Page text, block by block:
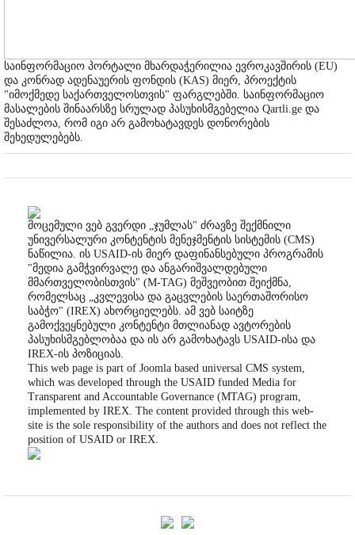
საინფორმაციო პორტალი მხარდაჭერილია ევროკავშირის (EU)
და კონრად ადენაუერის ფონდის (KAS) მიერ, პროექტის
"იმოქმედე საქართველოსთვის" ფარგლებში. საინფორმაციო
მასალების შინაარსზე სრულად პასუხისმგებელია Qartli.ge და
შესაძლოა, რომ იგი არ გამოხატავდეს დონორების
შეხედულებებს.
მოცემული ვებ გვერდი „ჯუმლას" ძრავზე შექმნილი
უნივერსალური კონტენტის მენეჯმენტის სისტემის (CMS)
ნაწილია. ის USAID-ის მიერ დაფინანსებული პროგრამის
"მედია გამჭვირვალე და ანგარიშვალდებული
მმართველობისთვის" (M-TAG) მეშვეობით შეიქმნა,
რომელსაც „კვლევისა და გაცვლების საერთაშორისო
საბჭო" (IREX) ახორციელებს. ამ ვებ საიტზე
გამოქვეყნებული კონტენტი მთლიანად ავტორების
პასუხისმგებლობაა და ის არ გამოხატავს USAID-ისა და
IREX-ის პოზიციას.
This web page is part of Joomla based universal CMS system,
which was developed through the USAID funded Media for
Transparent and Accountable Governance (MTAG) program,
implemented by IREX. The content provided through this web-
site is the sole responsibility of the authors and does not reflect the
position of USAID or IREX.